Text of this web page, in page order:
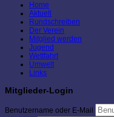
Home
Aktuell
Rundschreiben
Der Verein
Mitglied werden
Jugend
Wettfahrt
Umwelt
Links
Mitglieder-Login
Benutzername oder E-Mail